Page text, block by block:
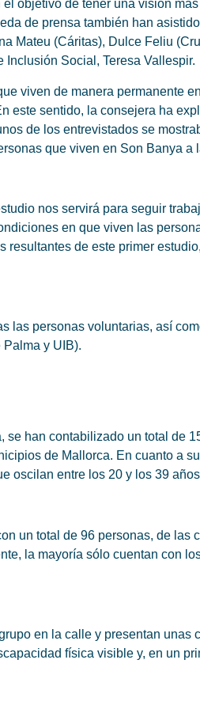
objetivo de tener una visión
de prensa también han
Mateu (Cáritas), Dulce Feliu
Social, Teresa Vallespir.
viven de manera permanente
este sentido, la consejera ha
de los entrevistados se
que viven en Son Banya a
nos servirá para seguir
en que viven las
de este primer
las personas voluntarias, así
y UIB).
han contabilizado un total de
de Mallorca. En cuanto a
oscilan entre los 20 y los 39
un total de 96 personas, de las
la mayoría sólo cuentan con
en la calle y presentan unas
física visible y, en un